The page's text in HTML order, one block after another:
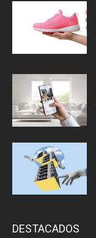
DESTACADOS